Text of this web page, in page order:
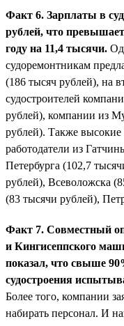
Факт 6. Зарплаты в
рублей, что
году на 11,4 тысячи.
судоремонтникам
(186 тысяч рублей), на
судостроителей
рублей), компании из
рублей). Также высокие
работодатели из
Петербурга (102,7
рублей), Всеволожска
(83 тысячи рублей),
Факт 7. Совместный
и Кингисеппского
показал, что свыше
судостроения
Более того, компании
набирать персонал. И